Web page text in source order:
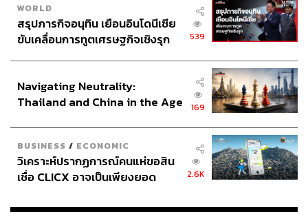
WORLD
สรุปภารกิจอนุทิน เยือนอินโดนีเซีย
ขับเคลื่อนการทูตเศรษฐกิจเชิงรุก
539
Navigating Neutrality:
Thailand and China in the Age
169
BUSINESS / ECONOMIC
วิเคราะห์ปรากฏการณ์คนแห่ขอสิน
เชื่อ CLICX อาจเป็นเพียงยอด
เรือนไทยที่ถูกซุกไว้
2.6K